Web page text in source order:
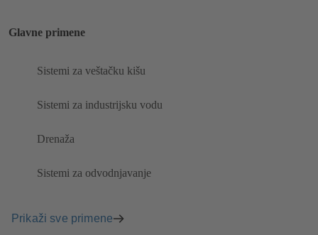
Glavne primene
Sistemi za veštačku kišu
Sistemi za industrijsku vodu
Drenaža
Sistemi za odvodnjavanje
Prikaži sve primene